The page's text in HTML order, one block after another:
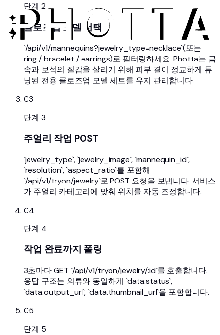
단계 2
클로즈업 모델 선택
`/api/v1/mannequins?jewelry_type=necklace`(또는
ring / bracelet / earrings)로 필터링하세요. Photta는 금
속과 보석의 질감을 살리기 위해 피부 결이 정교하게 튜
닝된 전용 클로즈업 모델 세트를 유지 관리합니다.
03
단계 3
주얼리 작업 POST
`jewelry_type`, `jewelry_image`, `mannequin_id`,
`resolution`, `aspect_ratio`를 포함해
`/api/v1/tryon/jewelry`로 POST 요청을 보냅니다. 서비스
가 주얼리 카테고리에 맞춰 위치를 자동 조정합니다.
04
단계 4
작업 완료까지 폴링
3초마다 GET `/api/v1/tryon/jewelry/:id`를 호출합니다.
응답 구조는 의류와 동일하게 `data.status`,
`data.output_url`, `data.thumbnail_url`을 포함합니다.
05
단계 5